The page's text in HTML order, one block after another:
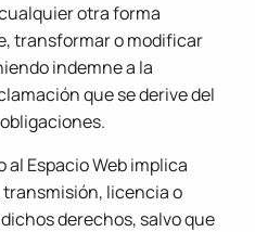
otra forma
transformar o modificar
indemne a la
que se derive del
al Espacio Web implica
licencia o
derechos, salvo que